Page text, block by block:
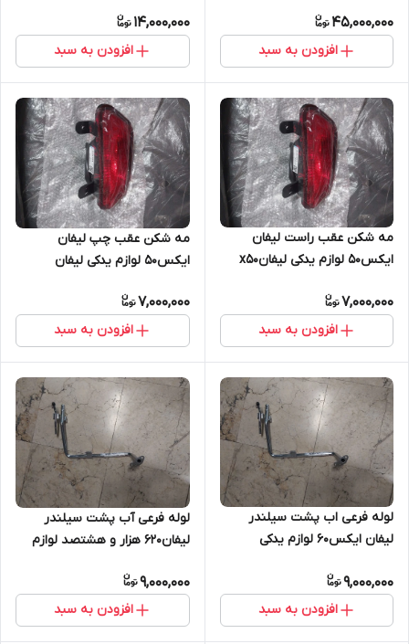
45,000,000
افزودن به سبد
14,000,000
افزودن به سبد
مه شکن عقب راست لیفان
ایکس۵۰ لوازم یدکی لیفانx50
7,000,000
افزودن به سبد
مه شکن عقب چپ لیفان
ایکس۵۰ لوازم یدکی لیفان
7,000,000
افزودن به سبد
لوله فرعی اب پشت سیلندر
لیفان ایکس۶۰ لوازم یدکی
9,000,000
افزودن به سبد
لوله فرعی آب پشت سیلندر
لیفان۶۲۰ هزار و هشتصد لوازم
9,000,000
افزودن به سبد